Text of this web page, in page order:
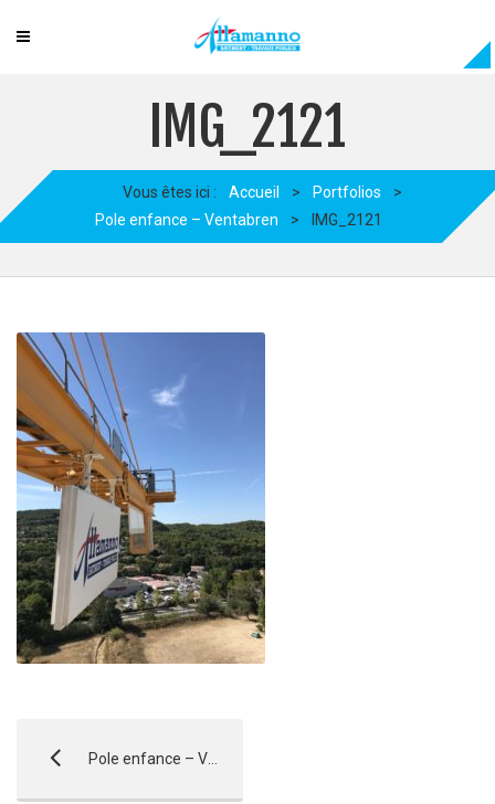
IMG_2121
Vous êtes ici : Accueil > Portfolios
>
Pole enfance – Ventabren
> IMG_2121
Pole enfance – Ventabren